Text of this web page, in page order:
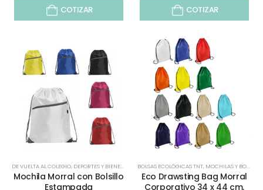
COTIZAR COTIZAR
DE VUELTA AL COLEGIO, DEPORTES Y BIENESTAR INFANTIL Y JUVENIL,MOCHILAS Y BOLSOS,
Mochila Morral con Bolsillo
Estampada
BOLSAS ECOLÓGICAS TNT, MOCHILAS Y BOLSOS
Eco Drawsting Bag Morral
Corporativo 34 x 44 cm.